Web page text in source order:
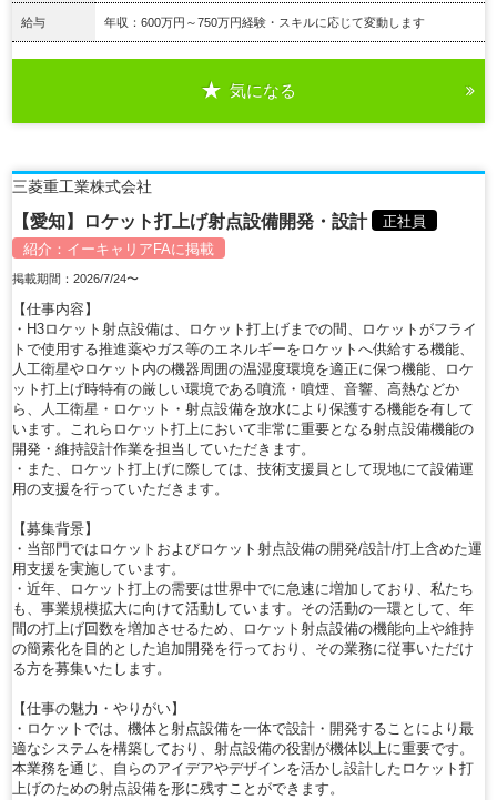
給与 年収：600万円～750万円経験・スキルに応じて変動します
気になる
三菱重工業株式会社
【愛知】ロケット打上げ射点設備開発・設計
正社員
紹介： イーキャリアFAに掲載
掲載期間：2026/7/24〜
【仕事内容】
・H3ロケット射点設備は、ロケット打上げまでの間、ロケットがフライ
トで使用する推進薬やガス等のエネルギーをロケットへ供給する機能、
人工衛星やロケット内の機器周囲の温湿度環境を適正に保つ機能、ロケ
ット打上げ時特有の厳しい環境である噴流・噴煙、音響、高熱などか
ら、人工衛星・ロケット・射点設備を放水により保護する機能を有して
います。これらロケット打上において非常に重要となる射点設備機能の
開発・維持設計作業を担当していただきます。
・また、ロケット打上げに際しては、技術支援員として現地にて設備運
用の支援を行っていただきます。
【募集背景】
・当部門ではロケットおよびロケット射点設備の開発/設計/打上含めた運
用支援を実施しています。
・近年、ロケット打上の需要は世界中でに急速に増加しており、私たち
も、事業規模拡大に向けて活動しています。その活動の一環として、年
間の打上げ回数を増加させるため、ロケット射点設備の機能向上や維持
の簡素化を目的とした追加開発を行っており、その業務に従事いただけ
る方を募集いたします。
【仕事の魅力・やりがい】
・ロケットでは、機体と射点設備を一体で設計・開発することにより最
適なシステムを構築しており、射点設備の役割が機体以上に重要です。
本業務を通じ、自らのアイデアやデザインを活かし設計したロケット打
上げのための射点設備を形に残すことができます。